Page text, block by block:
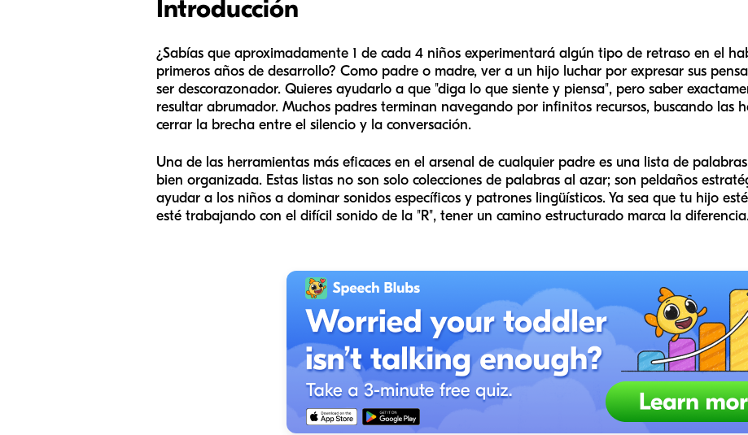
Introducción
¿Sabías que aproximadamente 1 de cada 4 niños experimentará algún tipo de retraso en el
primeros años de desarrollo? Como padre o madre, ver a un hijo luchar por expresar sus
ser descorazonador. Quieres ayudarlo a que "diga lo que siente y piensa", pero saber
resultar abrumador. Muchos padres terminan navegando por infinitos recursos, buscando las
cerrar la brecha entre el silencio y la conversación.
Una de las herramientas más eficaces en el arsenal de cualquier padre es una lista de
bien organizada. Estas listas no son solo colecciones de palabras al azar; son peldaños
ayudar a los niños a dominar sonidos específicos y patrones lingüísticos. Ya sea que tu hijo
esté trabajando con el difícil sonido de la "R", tener un camino estructurado marca la